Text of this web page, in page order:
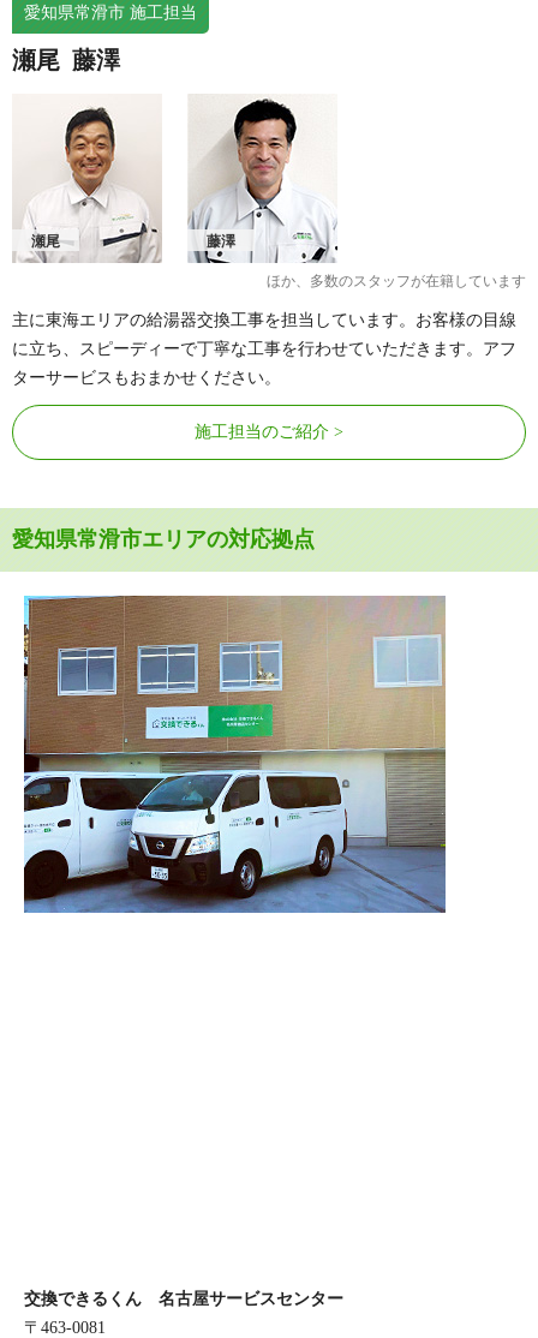
愛知県常滑市 施工担当
瀬尾 藤澤
瀬尾 藤澤
ほか、多数のスタッフが在籍しています
主に東海エリアの給湯器交換工事を担当しています。お客様の目線
に立ち、スピーディーで丁寧な工事を行わせていただきます。アフ
ターサービスもおまかせください。
施工担当のご紹介
愛知県常滑市エリアの対応拠点
交換できるくん 名古屋サービスセンター
〒463-0081